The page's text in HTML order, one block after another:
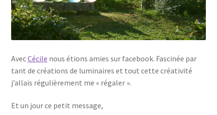
AvecCécile nous étions amies sur facebook. Fascinée par
tant de créations de luminaires et tout cette créativité
j’allais régulièrement me « régaler ».
Et un jour ce petit message,